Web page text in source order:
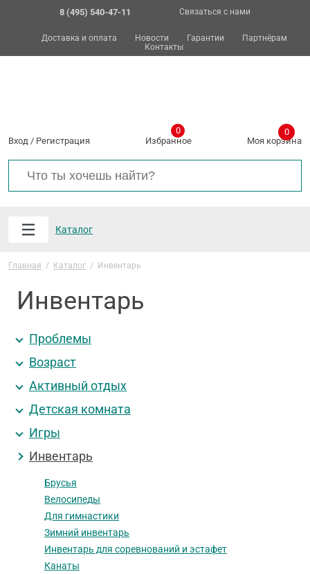
8 (495) 540-47-11 Связаться с нами
Доставка и оплата Новости Гарантии
Партнёрам
Контакты
Вход / Регистрация Избранное
0
Моя корзина
0
Каталог
Главная / Каталог / Инвентарь
Инвентарь
Проблемы
Возраст
Активный отдых
Детская комната
Игры
Инвентарь
Брусья
Велосипеды
Для гимнастики
Зимний инвентарь
Инвентарь для соревнований и эстафет
Канаты